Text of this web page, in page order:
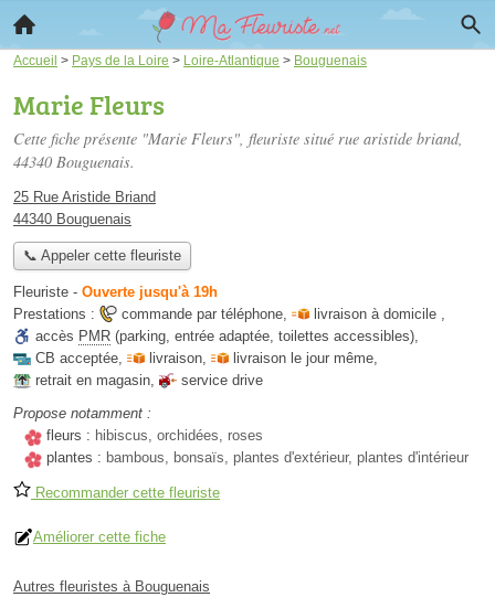
Accueil > Pays de la Loire > Loire-Atlantique > Bouguenais
Marie Fleurs
Cette fiche présente "Marie Fleurs", fleuriste situé rue aristide briand,
44340 Bouguenais.
25 Rue Aristide Briand
44340 Bouguenais
📞 Appeler cette fleuriste
Fleuriste - Ouverte jusqu'à 19h
Prestations :
commande par téléphone, livraison à domicile ,
accès PMR (parking, entrée adaptée, toilettes accessibles),
CB acceptée, livraison, livraison le jour même,
retrait en magasin,
service drive
Propose notamment :
fleurs : hibiscus, orchidées, roses
plantes : bambous, bonsaïs, plantes d'extérieur, plantes d'intérieur
Recommander cette fleuriste
Améliorer cette fiche
Autres fleuristes à Bouguenais